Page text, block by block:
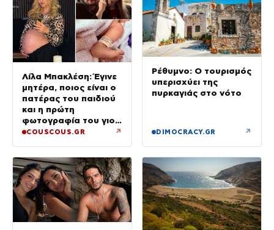
Λίλα Μπακλέση: Έγινε
μητέρα, ποιος είναι ο
πατέρας του παιδιού
και η πρώτη
φωτογραφία του γιου
τους
COUSCOUS.GR ↗
Ρέθυμνο: Ο τουρισμός
υπερισχύει της
πυρκαγιάς στο νότο
DIMOCRACY.GR ↗